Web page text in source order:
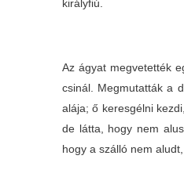
királyfiú.
Az ágyat megvetették
csinál. Megmutatták a
alája; ő keresgélni
de látta, hogy nem
hogy a szálló nem